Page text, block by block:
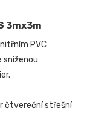
3mx3m
PVC
sníženou
čtvereční střešní